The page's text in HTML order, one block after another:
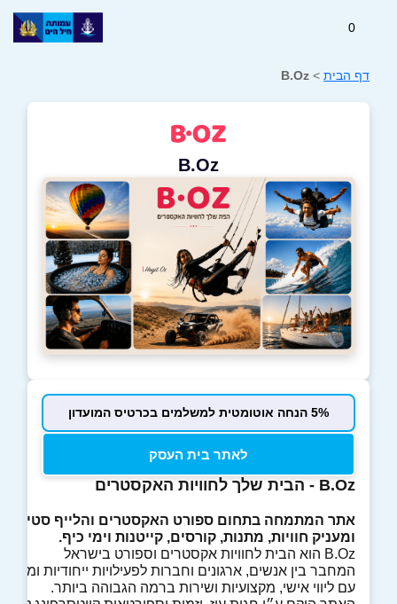
0
דף הבית >
B.Oz
B.Oz
5% הנחה אוטומטית למשלמים בכרטיס המועדון
לאתר בית העסק
B.Oz - הבית שלך לחוויות האקסטרים
אתר המתמחה בתחום ספורט האקסטרים והלייף סטייל
ומעניק חוויות, מתנות, קורסים, קייטנות וימי כיף.
B.Oz הוא הבית לחוויות אקסטרים וספורט בישראל
המחבר בין אנשים, ארגונים וחברות לפעילויות ייחודיות
עם ליווי אישי, מקצועיות ושירות ברמה הגבוהה ביותר.